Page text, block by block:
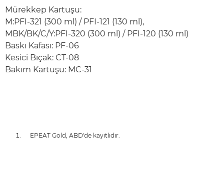
Mürekkep Kartuşu:
M:PFI-321 (300 ml) / PFI-121 (130 ml),
MBK/BK/C/Y:PFI-320 (300 ml) / PFI-120 (130 ml)
Baskı Kafası: PF-06
Kesici Bıçak: CT-08
Bakım Kartuşu: MC-31
EPEAT Gold, ABD'de kayıtlıdır.